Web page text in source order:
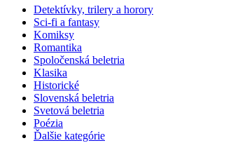
Detektívky, trilery a horory
Sci-fi a fantasy
Komiksy
Romantika
Spoločenská beletria
Klasika
Historické
Slovenská beletria
Svetová beletria
Poézia
Ďalšie kategórie